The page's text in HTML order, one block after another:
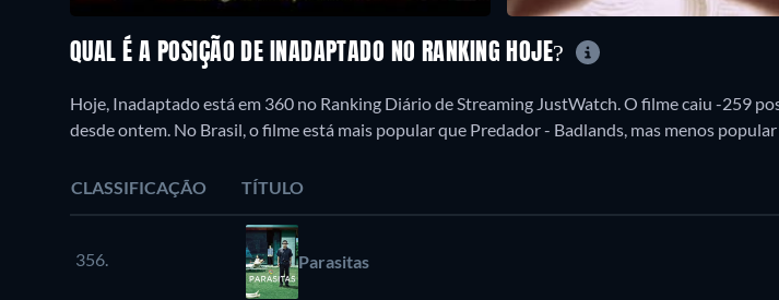
QUAL É A POSIÇÃO DE INADAPTADO NO RANKING HOJE?
Hoje, Inadaptado está em 360 no Ranking Diário de Streaming JustWatch. O filme caiu -259
desde ontem. No Brasil, o filme está mais popular que Predador - Badlands, mas menos
CLASSIFICAÇÃO TÍTULO
356. Parasitas